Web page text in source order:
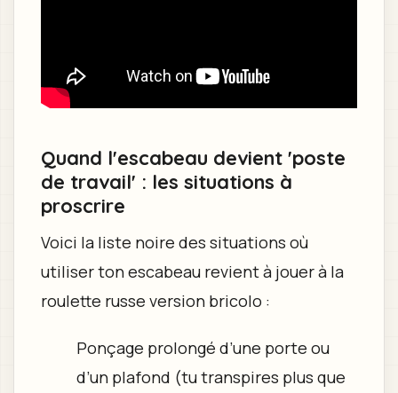
Quand l'escabeau devient 'poste
de travail' : les situations à
proscrire
Voici la liste noire des situations où
utiliser ton escabeau revient à jouer à la
roulette russe version bricolo :
Ponçage prolongé d’une porte ou
d’un plafond (tu transpires plus que